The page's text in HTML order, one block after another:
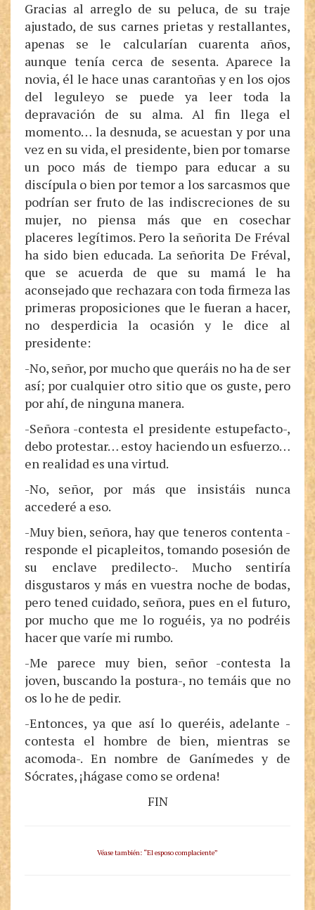
Gracias al arreglo de su peluca, de su traje
ajustado, de sus carnes prietas y restallantes,
apenas se le calcularían cuarenta años,
aunque tenía cerca de sesenta. Aparece la
novia, él le hace unas carantoñas y en los ojos
del leguleyo se puede ya leer toda la
depravación de su alma. Al fin llega el
momento… la desnuda, se acuestan y por una
vez en su vida, el presidente, bien por tomarse
un poco más de tiempo para educar a su
discípula o bien por temor a los sarcasmos que
podrían ser fruto de las indiscreciones de su
mujer, no piensa más que en cosechar
placeres legítimos. Pero la señorita De Fréval
ha sido bien educada. La señorita De Fréval,
que se acuerda de que su mamá le ha
aconsejado que rechazara con toda firmeza las
primeras proposiciones que le fueran a hacer,
no desperdicia la ocasión y le dice al
presidente:
-No, señor, por mucho que queráis no ha de ser
así; por cualquier otro sitio que os guste, pero
por ahí, de ninguna manera.
-Señora -contesta el presidente estupefacto-,
debo protestar… estoy haciendo un esfuerzo…
en realidad es una virtud.
-No, señor, por más que insistáis nunca
accederé a eso.
-Muy bien, señora, hay que teneros contenta -
responde el picapleitos, tomando posesión de
su enclave predilecto-. Mucho sentiría
disgustaros y más en vuestra noche de bodas,
pero tened cuidado, señora, pues en el futuro,
por mucho que me lo roguéis, ya no podréis
hacer que varíe mi rumbo.
-Me parece muy bien, señor -contesta la
joven, buscando la postura-, no temáis que no
os lo he de pedir.
-Entonces, ya que así lo queréis, adelante -
contesta el hombre de bien, mientras se
acomoda-. En nombre de Ganímedes y de
Sócrates, ¡hágase como se ordena!
FIN
Véase también: “El esposo complaciente”